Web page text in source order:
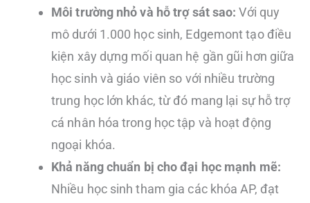
Môi trường nhỏ và hỗ trợ sát sao: Với quy
mô dưới 1.000 học sinh, Edgemont tạo điều
kiện xây dựng mối quan hệ gần gũi hơn giữa
học sinh và giáo viên so với nhiều trường
trung học lớn khác, từ đó mang lại sự hỗ trợ
cá nhân hóa trong học tập và hoạt động
ngoại khóa.
Khả năng chuẩn bị cho đại học mạnh mẽ:
Nhiều học sinh tham gia các khóa AP, đạt